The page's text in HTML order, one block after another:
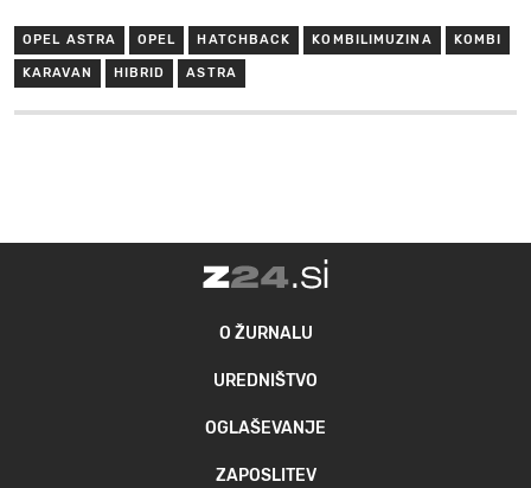
OPEL ASTRA OPEL HATCHBACK KOMBILIMUZINA KOMBI
KARAVAN HIBRID ASTRA
O ŽURNALU
UREDNIŠTVO
OGLAŠEVANJE
ZAPOSLITEV